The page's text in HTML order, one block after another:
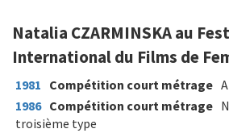
Natalia CZARMINSKA au
International du Films de
1981 Compétition court métrage
1986 Compétition court métrage
troisième type